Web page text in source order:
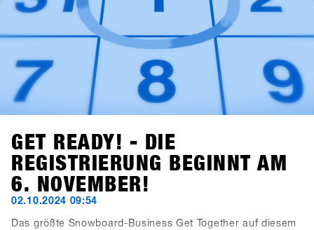
GET READY! - DIE
REGISTRIERUNG BEGINNT AM
6. NOVEMBER!
02.10.2024 09:54
Das größte Snowboard-Business Get Together auf diesem